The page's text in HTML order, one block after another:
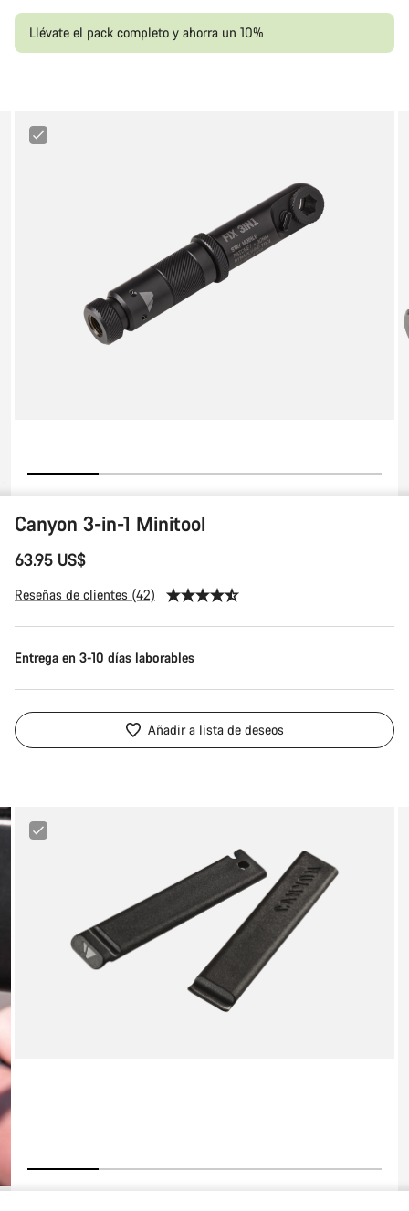
Llévate el pack completo y ahorra un 10%
Canyon
Canyon 3-in-1 Minitool
63.95 US$
Reseñas de clientes (42)
Entrega en 3-10 días laborables
Añadir a lista de deseos
Canyon